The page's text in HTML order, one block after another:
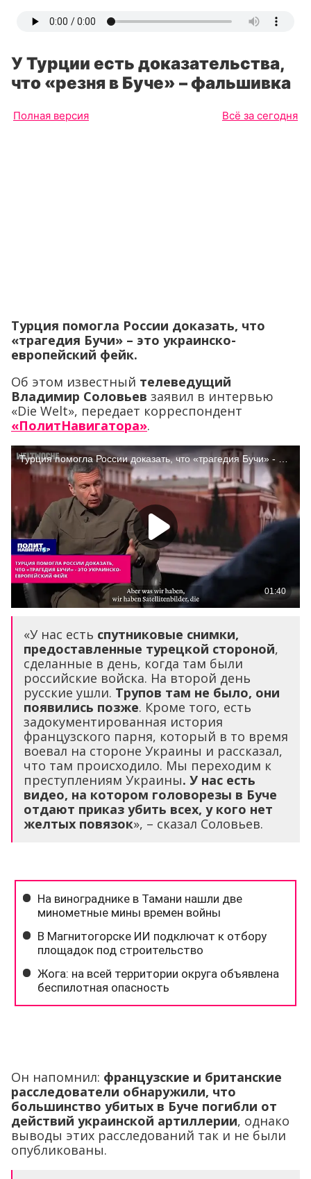
У Турции есть доказательства,
что «резня в Буче» – фальшивка
Полная версия Всё за сегодня
Турция помогла России доказать, что
«трагедия Бучи» – это украинско-
европейский фейк.
Об этом известный телеведущий
Владимир Соловьев заявил в интервью
«Die Welt», передает корреспондент
«ПолитНавигатора».
«У нас есть спутниковые снимки,
предоставленные турецкой стороной,
сделанные в день, когда там были
российские войска. На второй день
русские ушли. Трупов там не было, они
появились позже. Кроме того, есть
задокументированная история
французского парня, который в то время
воевал на стороне Украины и рассказал,
что там происходило. Мы переходим к
преступлениям Украины. У нас есть
видео, на котором головорезы в Буче
отдают приказ убить всех, у кого нет
желтых повязок», – сказал Соловьев.
Он напомнил: французские и британские
расследователи обнаружили, что
большинство убитых в Буче погибли от
действий украинской артиллерии, однако
выводы этих расследований так и не были
опубликованы.